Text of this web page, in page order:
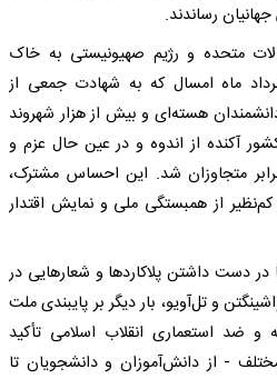
رساندند.
متحده و رژیم صهیونیستی به خاک
اسلامی ایران در ۲۳ خرداد ماه امسال که به شهادت جمعی از
هسته‌ای و بیش از هزار شهروند
آکنده از اندوه و در عین حال عزم و
برابر متجاوزان شد. این احساس مشترک،
صحنه‌ای کم‌نظیر از همبستگی ملی و نمایش اقتدار
در دست داشتن پلاکارد‌ها و شعار‌هایی در
و تل‌آویو، بار دیگر بر پایبندی ملت
و ضد استعماری انقلاب اسلامی تأکید
- از دانش‌آموزان و دانشجویان تا